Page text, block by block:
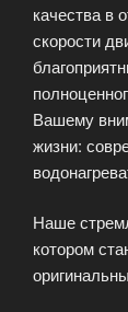
качества в
скорости
Вашему
жизни:
Наше
котором